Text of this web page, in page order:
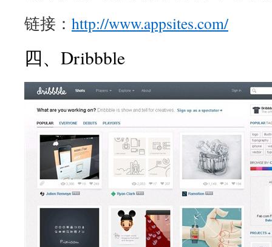
链接： http://www.appsites.com/
四、Dribbble